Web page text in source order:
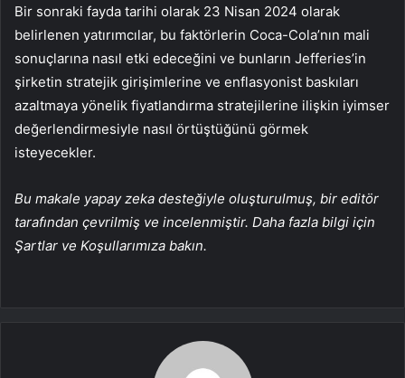
Bir sonraki fayda tarihi olarak 23 Nisan 2024 olarak
belirlenen yatırımcılar, bu faktörlerin Coca-Cola’nın mali
sonuçlarına nasıl etki edeceğini ve bunların Jefferies’in
şirketin stratejik girişimlerine ve enflasyonist baskıları
azaltmaya yönelik fiyatlandırma stratejilerine ilişkin iyimser
değerlendirmesiyle nasıl örtüştüğünü görmek
isteyecekler.
Bu makale yapay zeka desteğiyle oluşturulmuş, bir editör
tarafından çevrilmiş ve incelenmiştir. Daha fazla bilgi için
Şartlar ve Koşullarımıza bakın.